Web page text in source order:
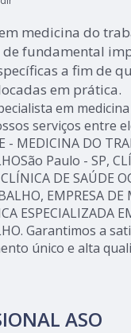
medicina do
fundamental
a fim de
em prática.
em
serviços entre
- MEDICINA DO
Paulo - SP,
DE SAÚDE
EMPRESA DE
ESPECIALIZADA
Garantimos a
único e alta
ASO